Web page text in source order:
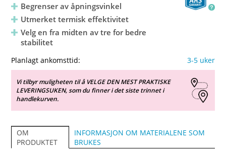
Begrenser av åpningsvinkel
Utmerket termisk effektivitet
Velg en fra midten av tre for bedre
stabilitet
Planlagt ankomsttid: 3-5 uker
Vi tilbyr muligheten til å VELGE DEN MEST PRAKTISKE
LEVERINGSUKEN, som du finner i det siste trinnet i
handlekurven.
OM
PRODUKTET
INFORMASJON OM MATERIALENE SOM
BRUKES